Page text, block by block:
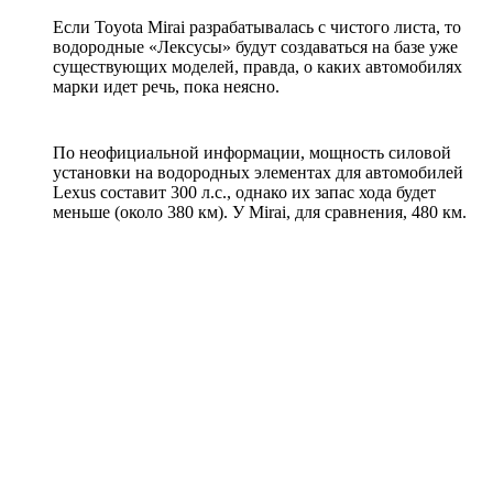
Если Toyota Mirai разрабатывалась с чистого листа, то
водородные «Лексусы» будут создаваться на базе уже
существующих моделей, правда, о каких автомобилях
марки идет речь, пока неясно.
По неофициальной информации, мощность силовой
установки на водородных элементах для автомобилей
Lexus составит 300 л.с., однако их запас хода будет
меньше (около 380 км). У Mirai, для сравнения, 480 км.